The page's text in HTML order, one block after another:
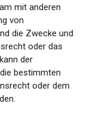
mit anderen
von
die Zwecke und
oder das
der
bestimmten
oder dem